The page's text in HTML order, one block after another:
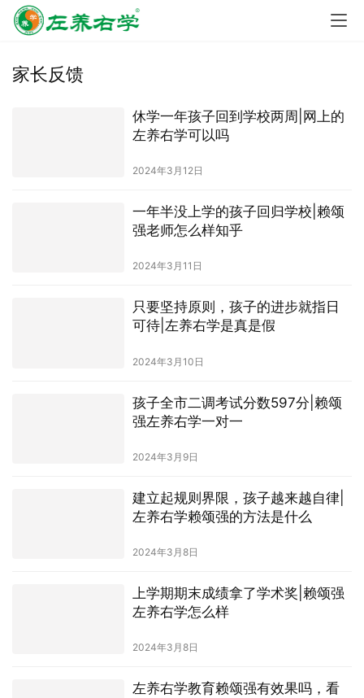
家长反馈
休学一年孩子回到学校两周|网上的
左养右学可以吗
2024年3月12日
一年半没上学的孩子回归学校|赖颂
强老师怎么样知乎
2024年3月11日
只要坚持原则，孩子的进步就指日
可待|左养右学是真是假
2024年3月10日
孩子全市二调考试分数597分|赖颂
强左养右学一对一
2024年3月9日
建立起规则界限，孩子越来越自律|
左养右学赖颂强的方法是什么
2024年3月8日
上学期期末成绩拿了学术奖|赖颂强
左养右学怎么样
2024年3月8日
左养右学教育赖颂强有效果吗，看